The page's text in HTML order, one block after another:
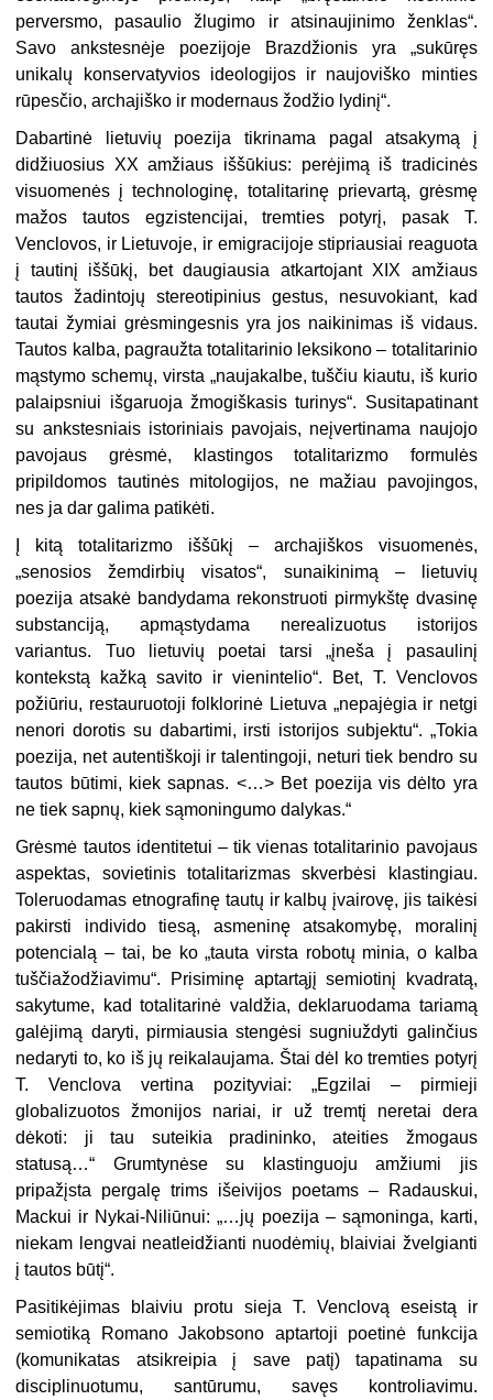
perversmo, pasaulio žlugimo ir atsinaujinimo ženklas“.
Savo ankstesnėje poezijoje Brazdžionis yra „sukūręs
unikalų konservatyvios ideologijos ir naujoviško minties
rūpesčio, archajiško ir modernaus žodžio lydinį“.
Dabartinė lietuvių poezija tikrinama pagal atsakymą į
didžiuosius XX amžiaus iššūkius: perėjimą iš tradicinės
visuomenės į technologinę, totalitarinę prievartą, grėsmę
mažos tautos egzistencijai, tremties potyrį, pasak T.
Venclovos, ir Lietuvoje, ir emigracijoje stipriausiai reaguota
į tautinį iššūkį, bet daugiausia atkartojant XIX amžiaus
tautos žadintojų stereotipinius gestus, nesuvokiant, kad
tautai žymiai grėsmingesnis yra jos naikinimas iš vidaus.
Tautos kalba, pagraužta totalitarinio leksikono – totalitarinio
mąstymo schemų, virsta „naujakalbe, tuščiu kiautu, iš kurio
palaipsniui išgaruoja žmogiškasis turinys“. Susitapatinant
su ankstesniais istoriniais pavojais, neįvertinama naujojo
pavojaus grėsmė, klastingos totalitarizmo formulės
pripildomos tautinės mitologijos, ne mažiau pavojingos,
nes ja dar galima patikėti.
Į kitą totalitarizmo iššūkį – archajiškos visuomenės,
„senosios žemdirbių visatos“, sunaikinimą – lietuvių
poezija atsakė bandydama rekonstruoti pirmykštę dvasinę
substanciją, apmąstydama nerealizuotus istorijos
variantus. Tuo lietuvių poetai tarsi „įneša į pasaulinį
kontekstą kažką savito ir vienintelio“. Bet, T. Venclovos
požiūriu, restauruotoji folklorinė Lietuva „nepajėgia ir netgi
nenori dorotis su dabartimi, irsti istorijos subjektu“. „Tokia
poezija, net autentiškoji ir talentingoji, neturi tiek bendro su
tautos būtimi, kiek sapnas. <…> Bet poezija vis dėlto yra
ne tiek sapnų, kiek sąmoningumo dalykas.“
Grėsmė tautos identitetui – tik vienas totalitarinio pavojaus
aspektas, sovietinis totalitarizmas skverbėsi klastingiau.
Toleruodamas etnografinę tautų ir kalbų įvairovę, jis taikėsi
pakirsti individo tiesą, asmeninę atsakomybę, moralinį
potencialą – tai, be ko „tauta virsta robotų minia, o kalba
tuščiažodžiavimu“. Prisiminę aptartąjį semiotinį kvadratą,
sakytume, kad totalitarinė valdžia, deklaruodama tariamą
galėjimą daryti, pirmiausia stengėsi sugniuždyti galinčius
nedaryti to, ko iš jų reikalaujama. Štai dėl ko tremties potyrį
T. Venclova vertina pozityviai: „Egzilai – pirmieji
globalizuotos žmonijos nariai, ir už tremtį neretai dera
dėkoti: ji tau suteikia pradininko, ateities žmogaus
statusą…“ Grumtynėse su klastinguoju amžiumi jis
pripažįsta pergalę trims išeivijos poetams – Radauskui,
Mackui ir Nykai-Niliūnui: „…jų poezija – sąmoninga, karti,
niekam lengvai neatleidžianti nuodėmių, blaiviai žvelgianti
į tautos būtį“.
Pasitikėjimas blaiviu protu sieja T. Venclovą eseistą ir
semiotiką Romano Jakobsono aptartoji poetinė funkcija
(komunikatas atsikreipia į save patį) tapatinama su
disciplinuotumu, santūrumu, savęs kontroliavimu.